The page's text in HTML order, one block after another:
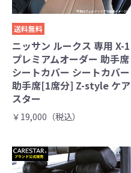
送料無料
ニッサン ルークス 専用 X-1
プレミアムオーダー 助手席
シートカバー シートカバー
助手席[1席分] Z-style ケア
スター
￥19,000（税込）